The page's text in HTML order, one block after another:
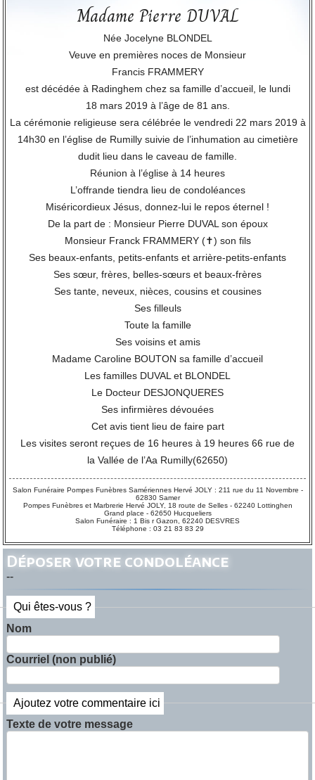
Madame Pierre DUVAL
Née Jocelyne BLONDEL
Veuve en premières noces de Monsieur
Francis FRAMMERY
est décédée à Radinghem chez sa famille d’accueil, le lundi
18 mars 2019 à l’âge de 81 ans.
La cérémonie religieuse sera célébrée le vendredi 22 mars 2019 à
14h30 en l’église de Rumilly suivie de l’inhumation au cimetière
dudit lieu dans le caveau de famille.
Réunion à l’église à 14 heures
L’offrande tiendra lieu de condoléances
Miséricordieux Jésus, donnez-lui le repos éternel !
De la part de : Monsieur Pierre DUVAL son époux
Monsieur Franck FRAMMERY (✝) son fils
Ses beaux-enfants, petits-enfants et arrière-petits-enfants
Ses sœur, frères, belles-sœurs et beaux-frères
Ses tante, neveux, nièces, cousins et cousines
Ses filleuls
Toute la famille
Ses voisins et amis
Madame Caroline BOUTON sa famille d’accueil
Les familles DUVAL et BLONDEL
Le Docteur DESJONQUERES
Ses infirmières dévouées
Cet avis tient lieu de faire part
Les visites seront reçues de 16 heures à 19 heures 66 rue de
la Vallée de l’Aa Rumilly(62650)
Salon Funéraire Pompes Funèbres Samériennes Hervé JOLY : 211 rue du 11 Novembre -
62830 Samer
Pompes Funèbres et Marbrerie Hervé JOLY, 18 route de Selles - 62240 Lottinghen
Grand place - 62650 Hucqueliers
Salon Funéraire : 1 Bis r Gazon, 62240 DESVRES
Téléphone : 03 21 83 83 29
Déposer votre condoléance
--
Qui êtes-vous ?
Nom
Courriel (non publié)
Ajoutez votre commentaire ici
Texte de votre message